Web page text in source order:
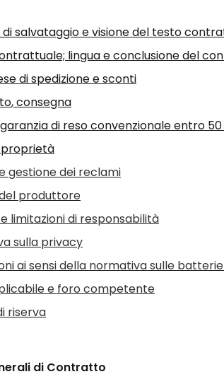
di salvataggio e visione del testo
lingua e conclusione del
di spedizione e sconti
,consegna
di reso convenzionale entro
proprietà
gestionedei reclami
produttore
e limitazionidi responsabilità
sulla privacy
ai sensi della normativa sulle batterie
e foro competente
riserva
di Contratto